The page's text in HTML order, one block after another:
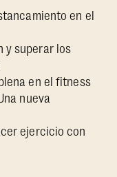
en el
y superar los
en el fitness
nueva
ejercicio con